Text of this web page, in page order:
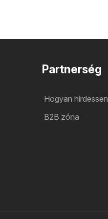
Partnerség
Hogyan hirdessen
B2B zóna